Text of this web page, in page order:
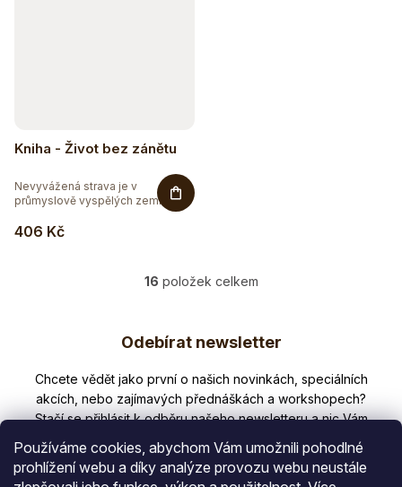
Používáme cookies, abychom Vám umožnili pohodlné
prohlížení webu a díky analýze provozu webu neustále
Kniha - Život bez zánětu
406 Kč
Nevyvážená strava je v
průmyslově vyspělých zemích
O
á
d
a
c
p
r
16 položek celkem
a
Odebírat newsletter
Nezmeškejte žádné novinky či slevy!